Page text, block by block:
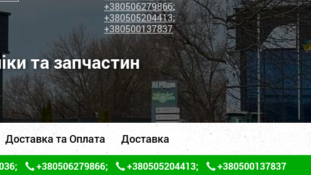
+380506279866;
+380505204413;
+380500137837
та запчастин
Доставка та Оплата Доставка
; +380506279866; +380505204413; +380500137837